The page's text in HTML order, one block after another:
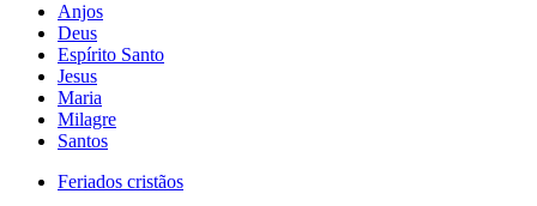
Anjos
Deus
Espírito Santo
Jesus
Maria
Milagre
Santos
Feriados cristãos